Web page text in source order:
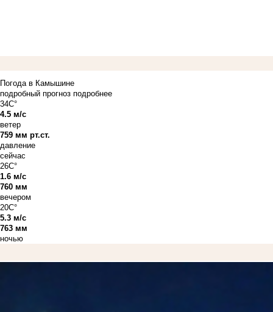
Погода в Камышине
подробный прогноз подробнее
34C°
4.5 м/с
ветер
759 мм рт.ст.
давление
сейчас
26C°
1.6 м/с
760 мм
вечером
20C°
5.3 м/с
763 мм
ночью